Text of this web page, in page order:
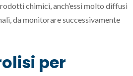
chimici, anch’essi molto diffusi
da monitorare successivamente
per